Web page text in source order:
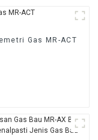
Gas MR-ACT